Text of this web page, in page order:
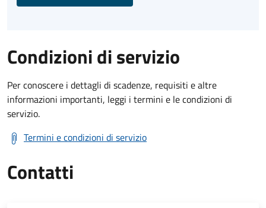
Condizioni di servizio
Per conoscere i dettagli di scadenze, requisiti e altre
informazioni importanti, leggi i termini e le condizioni di
servizio.
Termini e condizioni di servizio
Contatti